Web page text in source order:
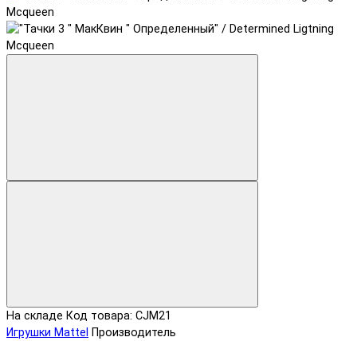
На складе Код товара: CJM21
Игрушки Mattel Производитель